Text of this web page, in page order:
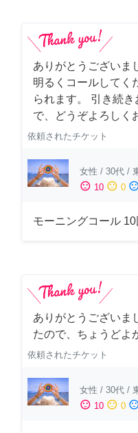
ありがとうございま
明るくコールしてく
られます。 引き続
で、どうぞよろしく
依頼されたチケット
女性 / 30代 /
sentiment_satisfied 10 sentiment_neutral 0
モーニングコール 10
ありがとうございま
たので、ちょうどよ
依頼されたチケット
女性 / 30代 /
sentiment_satisfied 10 sentiment_neutral 0